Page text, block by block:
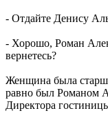
- Отдайте Денису
- Хорошо, Роман
вернетесь?
Женщина была
равно был Романом
Директора